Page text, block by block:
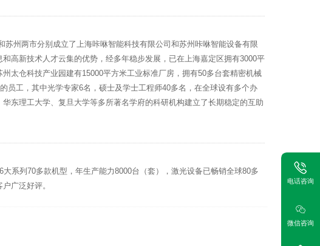
苏州两市分别成立了上海咔咻智能科技有限公司和苏州咔咻智能设备有限
高新技术人才云集的优势，经多年稳步发展，已在上海嘉定区拥有3000平
太仓科技产业园建有15000平方米工业标准厂房，拥有50多台套精密机械
员工，其中光学专家6名，硕士及学士工程师40多名，在全球设有多个办
东理工大学、复旦大学等多所著名学府的科研机构建立了长期稳定的互助
系列70多款机型，年生产能力8000台（套），激光设备已畅销全球80多
广泛好评。
电话咨询
微信咨询